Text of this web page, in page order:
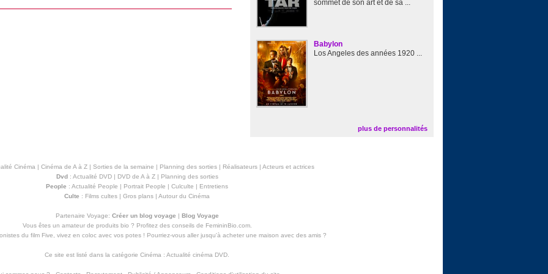
sommet de son art et de sa ...
Babylon
Los Angeles des années 1920 ...
plus de personnalités
Cinéma | Cinéma de A à Z| Sorties de la semaine | Planning des sorties| Réalisateurs| Acteurs et actrices
Dvd: Actualité DVD| DVD de A à Z| Planning des sorties
People : Actualité People | Portrait People | Culculte | Entretiens
Culte : Films cultes | Gros plans | Autour du Cinéma
Partenaire Voyage: Créer un blog voyage | Blog Voyage
Vous êtes un amateur de produits bio ? Profitez des conseils de FemininBio.com.
du film Five, vivez en coloc avec vos potes ! Pourriez-vous aller jusqu'à acheter une maison avec des amis?
Ce site est listé dans la catégorie Cinéma : Actualité cinéma DVD